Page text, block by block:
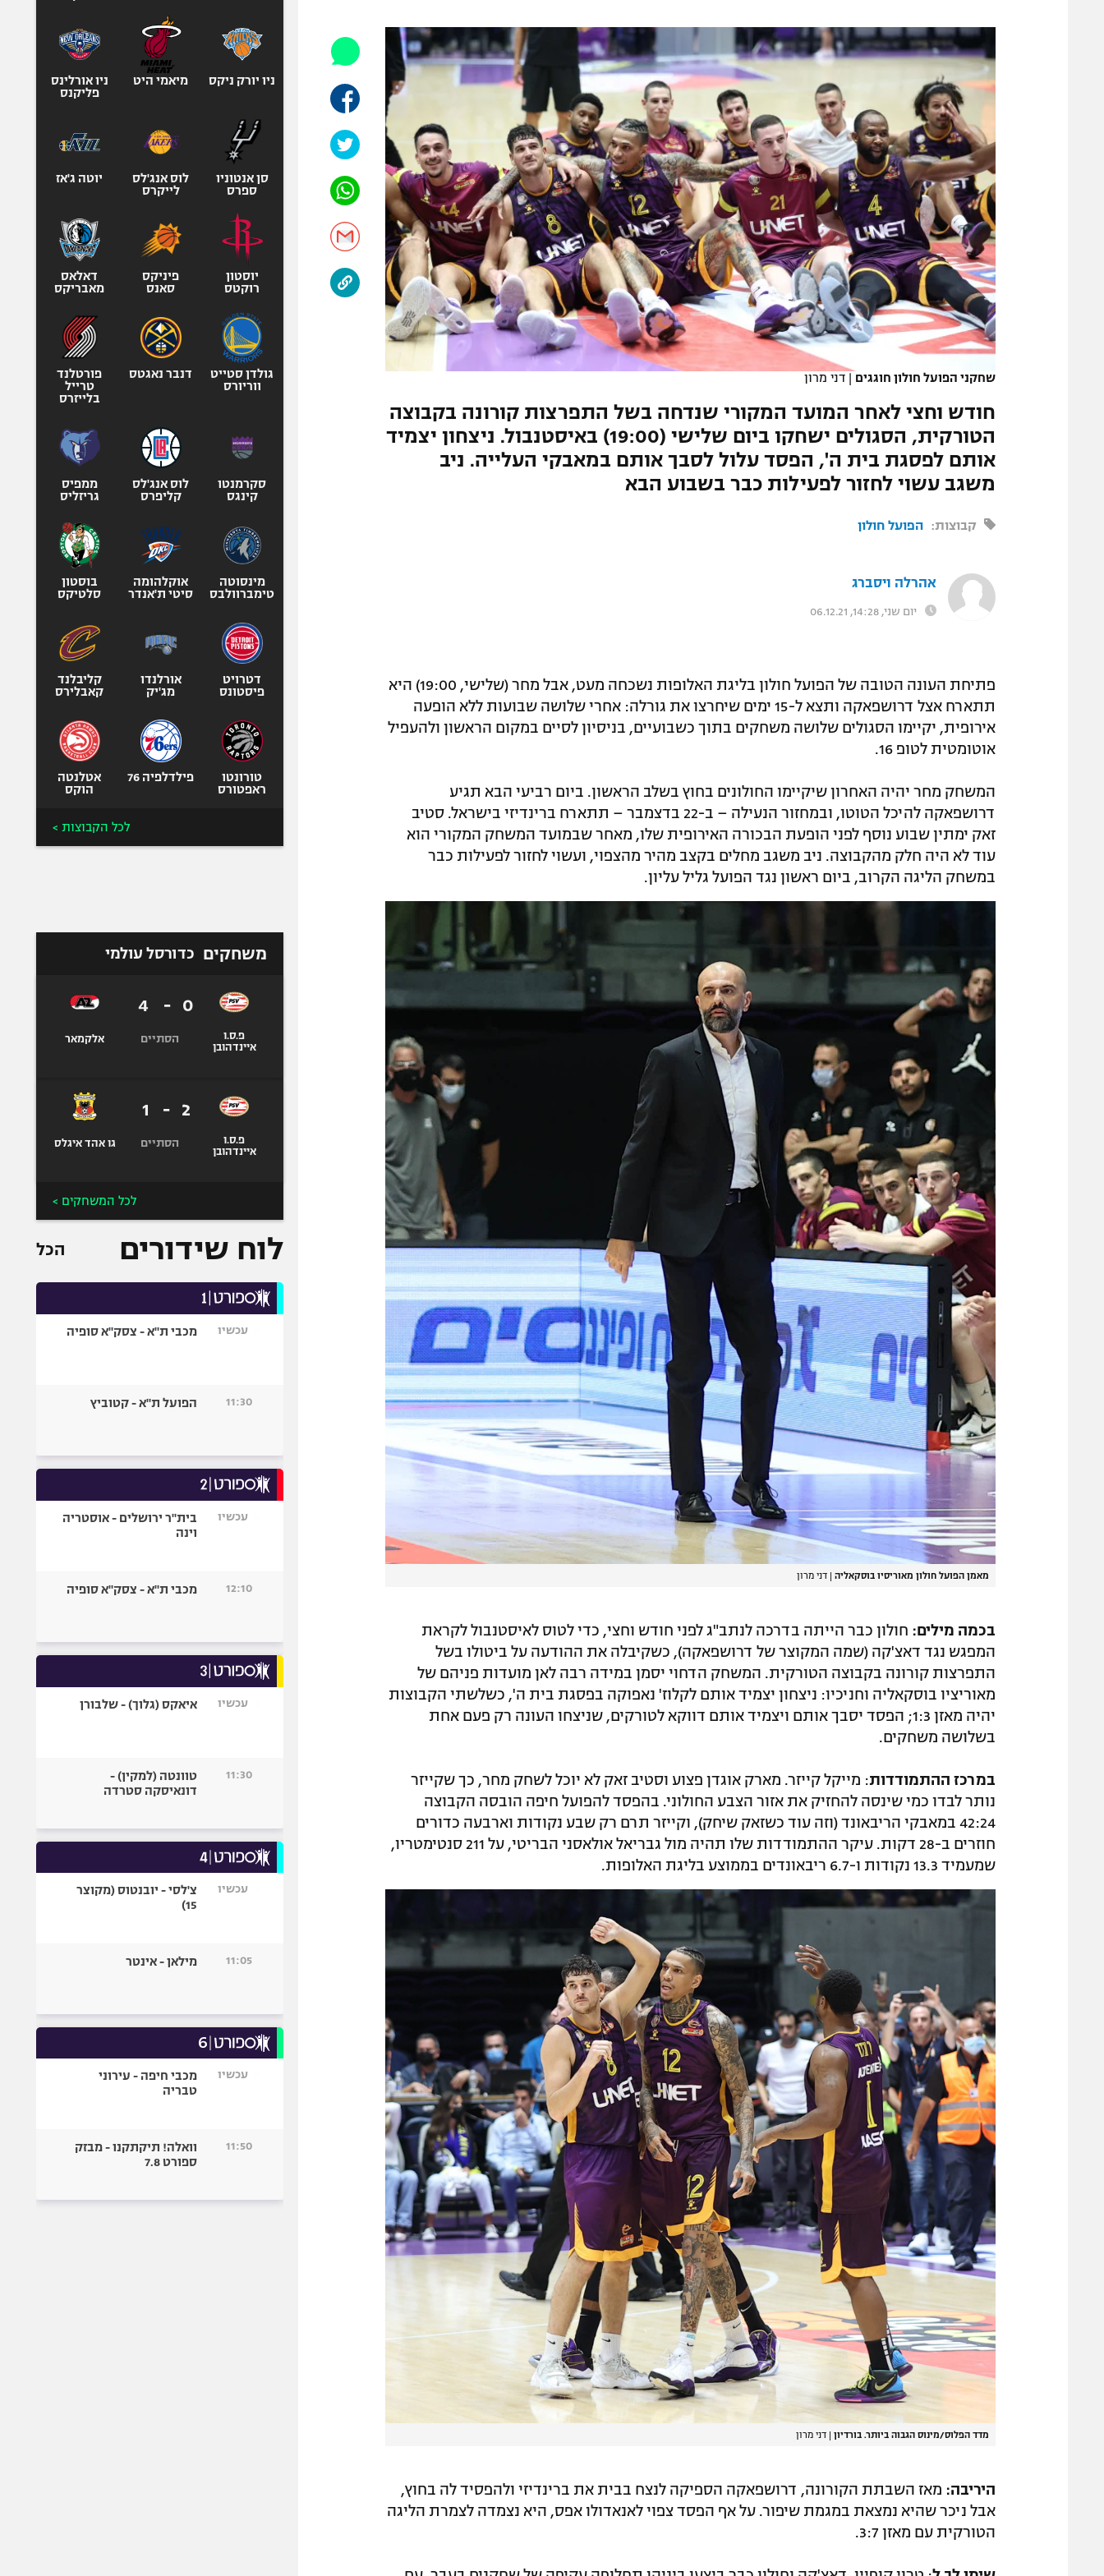
תקנון משתתפים וזוכים בפרסים
תקנון עבור פעילות אלקטרה
תקנון עבור פעילות ספורט 1 – "מרלן"
גיימינג E-Sports
תנאי שימוש
מדיניות פרטיות
תקנון פעילות ספורט 1
רשיון להקרנה פומבית לבית עסק
הצטרפות לחבילת הערוצים
לוח דרושים – ג'ובנט
תגיות
המגזין
הפועל תל אביב
הפועל חיפה
הפועל באר שבע
מכבי נתניה
בני יהודה
ליגה סינית
ליגה ברזילאית
ליגות נוספות
אופניים
ספורט מוטורי
כדורמים
בייסבול MLB
ספורט אתגרי
אומנויות לחימה
שחקני הפועל חולון חוגגים | דני מרון
חודש וחצי לאחר המועד המקורי שנדחה בשל התפרצות קורונה בקבוצה
הטורקית, הסגולים ישחקו ביום שלישי (19:00) באיסטנבול. ניצחון יצמיד
אותם לפסגת בית ה', הפסד עלול לסבך אותם במאבקי העלייה. ניב
משגב עשוי לחזור לפעילות כבר בשבוע הבא
קבוצות: הפועל חולון
אהרלה ויסברג
יום שני, 14:28, 06.12.21
פתיחת העונה הטובה של הפועל חולון בליגת האלופות נשכחה מעט, אבל מחר (שלישי, 19:00) היא
תתארח אצל דרושפאקה ותצא ל-15 ימים שיחרצו את גורלה: אחרי שלושה שבועות ללא הופעה
אירופית, יקיימו הסגולים שלושה משחקים בתוך כשבועיים, בניסיון לסיים במקום הראשון ולהעפיל
אוטומטית לטופ 16.
המשחק מחר יהיה האחרון שיקיימו החולונים בחוץ בשלב הראשון. ביום רביעי הבא תגיע
דרושפאקה להיכל הטוטו, ובמחזור הנעילה – ב-22 בדצמבר – תתארח ברינדיזי בישראל. סטיב
זאק ימתין שבוע נוסף לפני הופעת הבכורה האירופית שלו, מאחר שבמועד המשחק המקורי הוא
עוד לא היה חלק מהקבוצה. ניב משגב מחלים בקצב מהיר מהצפוי, ועשוי לחזור לפעילות כבר
במשחק הליגה הקרוב, ביום ראשון נגד הפועל גליל עליון.
מאמן הפועל חולון מאוריסיו בוסקאליה | דני מרון
בכמה מילים: חולון כבר הייתה בדרכה לנתב"ג לפני חודש וחצי, כדי לטוס לאיסטנבול לקראת
המפגש נגד דאצ'קה (שמה המקוצר של דרושפאקה), כשקיבלה את ההודעה על ביטולו בשל
התפרצות קורונה בקבוצה הטורקית. המשחק הדחוי יסמן במידה רבה לאן מועדות פניהם של
מאוריציו בוסקאליה וחניכיו: ניצחון יצמיד אותם לקלוז' נאפוקה בפסגת בית ה', כשלשתי הקבוצות
יהיה מאזן 1:3; הפסד יסבך אותם ויצמיד אותם דווקא לטורקים, שניצחו העונה רק פעם אחת
בשלושה משחקים.
במרכז ההתמודדות: מייקל קייזר. מארק אוגדן פצוע וסטיב זאק לא יוכל לשחק מחר, כך שקייזר
נותר לבדו כמי שינסה להחזיק את אזור הצבע החולוני. בהפסד להפועל חיפה הובסה הקבוצה
42:24 במאבקי הריבאונד (וזה עוד כשזאק שיחק), וקייזר תרם רק שבע נקודות וארבעה כדורים
חוזרים ב-28 דקות. עיקר ההתמודדות שלו תהיה מול גבריאל אולאסני הבריטי, על 211 סנטימטריו,
שמעמיד 13.3 נקודות ו-6.7 ריבאונדים בממוצע בליגת האלופות.
מדד הפלוס/מינוס הגבוה ביותר. בורדיון דני מרון
היריבה: מאז השבתת הקורונה, דרושפאקה הספיקה לנצח בבית את ברינדיזי ולהפסיד לה בחוץ,
אבל ניכר שהיא נמצאת במגמת שיפור. על אף הפסד צפוי לאנאדולו אפס, היא נצמדה לצמרת הליגה
הטורקית עם מאזן 3:7.
ניו יורק ניקס מיאמי היט
ניו אורלינס
פליקנס
סן אנטוניו
ספרס
לוס אנג'לס
לייקרס
יוטה ג'אז
יוסטון
רוקטס
פיניקס
סאנס
דאלאס
מאבריקס
גולדן סטייט
ווריורס
דנבר נאגטס
פורטלנד
טרייל
בלייזרס
סקרמנטו
קינגס
לוס אנג'לס
קליפרס
ממפיס
גריזליס
מינסוטה
טימברוולבס
אוקלהומה
סיטי ת'אנדר
בוסטון
סלטיקס
דטרויט
פיסטונס
אורלנדו
מג'יק
קליבלנד
קאבלירס
טורונטו
ראפטורס
פילדלפיה 76
אטלנטה
הוקס
לכל הקבוצות >
משחקים כדורסל עולמי
פ.ס.ו
איינדהובן
0
-
4
הסתיים אלקמאר
פ.ס.ו
איינדהובן
2
-
1
הסתיים גו אהד איגלס
לכל המשחקים >
לוח שידורים הכל
עכשיו מכבי ת"א - צסק"א סופיה
11:30 הפועל ת"א - קטוביץ
עכשיו
בית"ר ירושלים - אוסטריה
וינה
12:10 מכבי ת"א - צסק"א סופיה
עכשיו איאקס (גלוך) - שלבורן
11:30
טוונטה (למקין) -
דונאיסקה סטרדה
עכשיו
צ'לסי - יובנטוס (מקוצר
15)
11:05 מילאן - אינטר
עכשיו
מכבי חיפה - עירוני
טבריה
11:50
וואלה! תיקתקנו - מבזק
ספורט 7.8